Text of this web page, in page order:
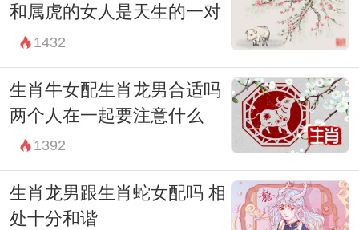
和属虎的女人是天生的一对
1432
生肖牛女配生肖龙男合适吗
两个人在一起要注意什么
1392
生肖龙男跟生肖蛇女配吗 相
处十分和谐